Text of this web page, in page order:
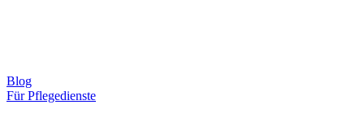
Blog
Für Pflegedienste